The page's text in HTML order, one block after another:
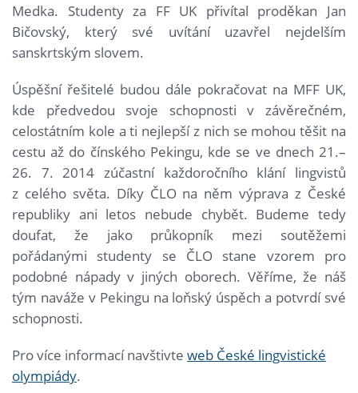
Medka. Studenty za FF UK přivítal proděkan Jan
Bičovský, který své uvítání uzavřel nejdelším
sanskrtským slovem.
Úspěšní řešitelé budou dále pokračovat na MFF UK,
kde předvedou svoje schopnosti v závěrečném,
celostátním kole a ti nejlepší z nich se mohou těšit na
cestu až do čínského Pekingu, kde se ve dnech 21.–
26. 7. 2014 zúčastní každoročního klání lingvistů
z celého světa. Díky ČLO na něm výprava z České
republiky ani letos nebude chybět. Budeme tedy
doufat, že jako průkopník mezi soutěžemi
pořádanými studenty se ČLO stane vzorem pro
podobné nápady v jiných oborech. Věříme, že náš
tým naváže v Pekingu na loňský úspěch a potvrdí své
schopnosti.
Pro více informací navštivte web České lingvistické
olympiády.